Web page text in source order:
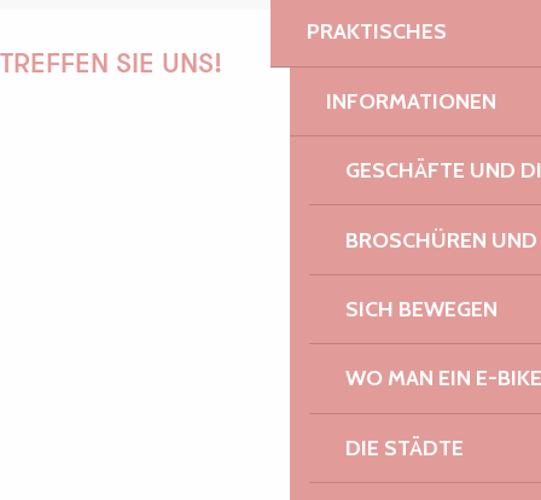
PRAKTISCHES
INFORMATIONEN
GESCHÄFTE UND
BROSCHÜREN
SICH BEWEGEN
WO MAN EIN E-
DIE STÄDTE
TREFFEN SIE UNS!
PAULINE
AUDREY